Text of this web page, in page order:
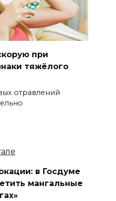
при
тяжёлого
отравлений
в Госдуме
мангальные